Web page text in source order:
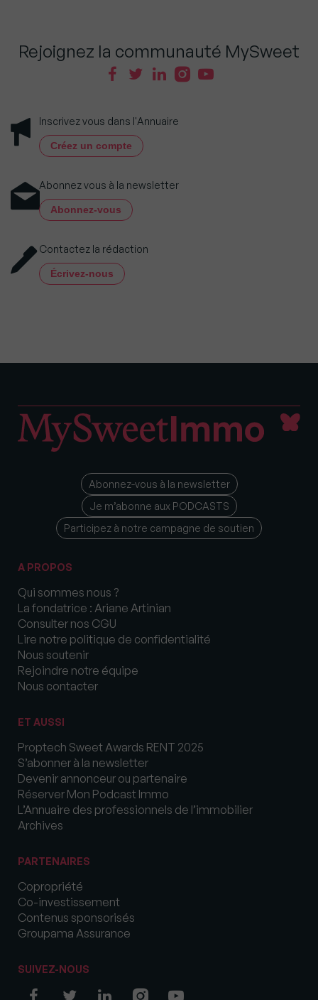
Rejoignez la communauté MySweet
Inscrivez vous dans l'Annuaire
Créez un compte
Abonnez vous à la newsletter
Abonnez-vous
Contactez la rédaction
Écrivez-nous
Abonnez-vous à la newsletter
Je m’abonne aux PODCASTS
Participez à notre campagne de soutien
A PROPOS
Qui sommes nous ?
La fondatrice : Ariane Artinian
Consulter nos CGU
Lire notre politique de confidentialité
Nous soutenir
Rejoindre notre équipe
Nous contacter
ET AUSSI
Proptech Sweet Awards RENT 2025
S’abonner à la newsletter
Devenir annonceur ou partenaire
Réserver Mon Podcast Immo
L’Annuaire des professionnels de l’immobilier
Archives
PARTENAIRES
Copropriété
Co-investissement
Contenus sponsorisés
Groupama Assurance
SUIVEZ-NOUS